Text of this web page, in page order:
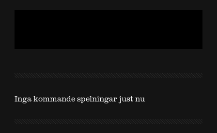
Inga kommande spelningar just nu